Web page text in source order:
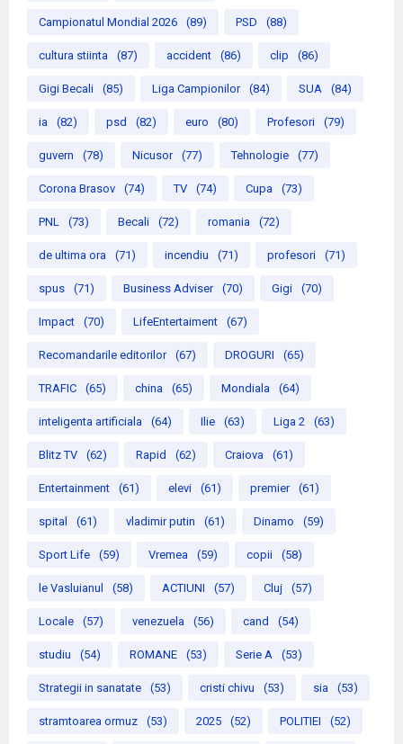
Campionatul Mondial 2026 (89) PSD (88)
cultura stiinta (87) accident (86) clip (86)
Gigi Becali (85) Liga Campionilor (84) SUA (84)
ia (82) psd (82) euro (80) Profesori (79)
guvern (78) Nicusor (77) Tehnologie (77)
Corona Brasov (74) TV (74) Cupa (73)
PNL (73) Becali (72) romania (72)
de ultima ora (71) incendiu (71) profesori (71)
spus (71) Business Adviser (70) Gigi (70)
Impact (70) LifeEntertaiment (67)
Recomandarile editorilor (67) DROGURI (65)
TRAFIC (65) china (65) Mondiala (64)
inteligenta artificiala (64) Ilie (63) Liga 2 (63)
Blitz TV (62) Rapid (62) Craiova (61)
Entertainment (61) elevi (61) premier (61)
spital (61) vladimir putin (61) Dinamo (59)
Sport Life (59) Vremea (59) copii (58)
le Vasluianul (58) ACTIUNI (57) Cluj (57)
Locale (57) venezuela (56) cand (54)
studiu (54) ROMANE (53) Serie A (53)
Strategii in sanatate (53) cristi chivu (53) sia (53)
stramtoarea ormuz (53) 2025 (52) POLITIEI (52)